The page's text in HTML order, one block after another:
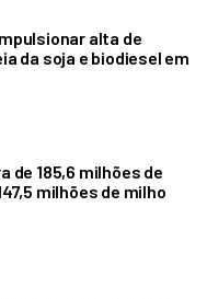
alta de
da soja e biodiesel em
de 185,6 milhões de
milhões de milho